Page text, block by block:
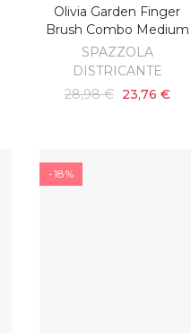
AGGIUNGI AL CARRELLO
Olivia Garden Finger
Brush Combo Medium
SPAZZOLA
DISTRICANTE
28,98 € 23,76 €
-18%